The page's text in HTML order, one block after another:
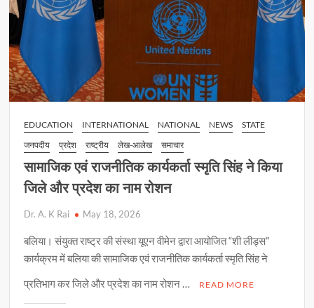
EDUCATION INTERNATIONAL NATIONAL NEWS
STATE
जनपदीय
प्रदेश राष्ट्रीय लेख-आलेख समाचार
सामाजिक एवं राजनीतिक कार्यकर्ता स्मृति सिंह ने किया
जिले और प्रदेश का नाम रोशन
Dr. A. K Rai May 18, 2026
बलिया। संयुक्त राष्ट्र की संस्था यूएन वीमेन द्वारा आयोजित “शी लीड्स”
कार्यक्रम में बलिया की सामाजिक एवं राजनीतिक कार्यकर्ता स्मृति सिंह ने
प्रतिभाग कर जिले और प्रदेश का नाम रोशन …
READ MORE